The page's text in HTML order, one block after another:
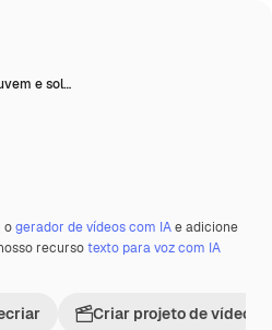
e sol…
ogerador de vídeos com IAe adicione
recursotexto para voz com IA
Criar projeto de vídeo